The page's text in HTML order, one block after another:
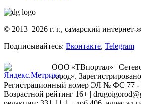
© 2013–2026 г. г., самарский интернет-
Подписывайтесь: Вконтакте, Telegram
ООО «ТВпортал» |
город».
Регистрационный номер ЭЛ № ФС 77 -
Возрастной рейтинг 16+ |